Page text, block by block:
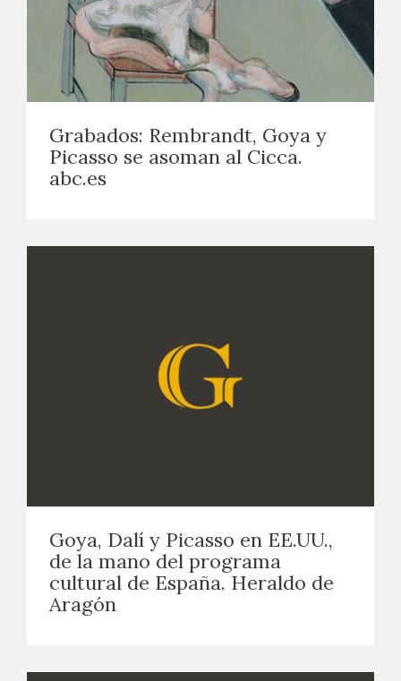
Grabados: Rembrandt, Goya y
Picasso se asoman al Cicca.
abc.es
Goya, Dalí y Picasso en EE.UU.,
de la mano del programa
cultural de España. Heraldo de
Aragón